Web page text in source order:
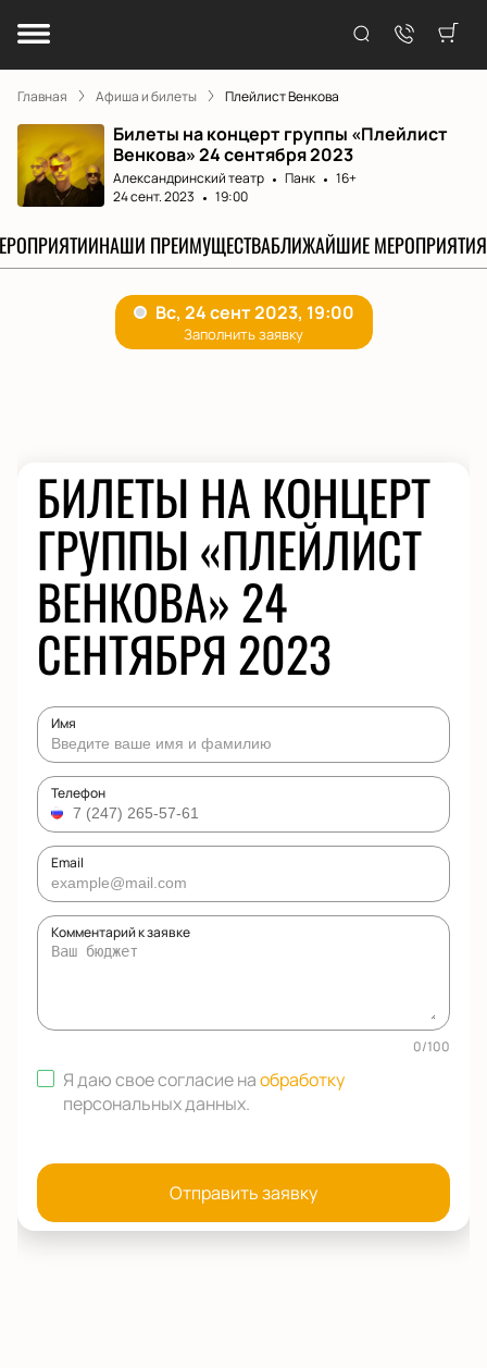
Главная Афиша и билеты Плейлист Венкова
Билеты на концерт группы «Плейлист
Венкова» 24 сентября 2023
Александринский театр Панк
16+
24 сент. 2023
19:00
НАШИ ПРЕИМУЩЕСТВАБЛИЖАЙШИЕ МЕРОПРИЯТИЯ
БИЛЕТЫ НА КОНЦЕРТ
ГРУППЫ «ПЛЕЙЛИСТ
ВЕНКОВА» 24
СЕНТЯБРЯ 2023
Имя
Телефон
Email
Комментарий к заявке
0/100
Я даю свое согласие наобработку
персональных данных.
Отправить заявку